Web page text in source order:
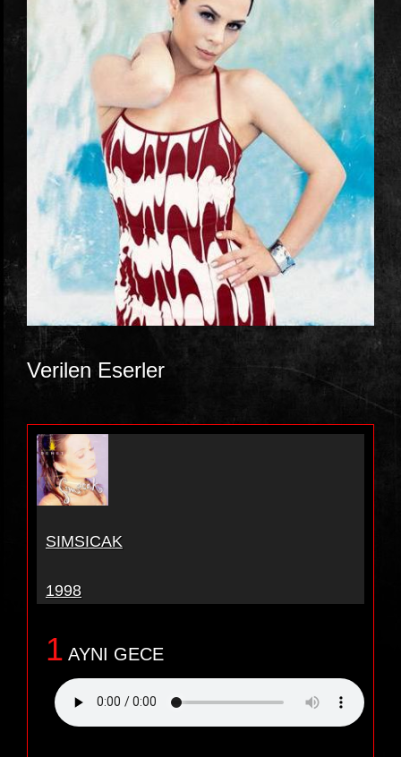
Verilen Eserler
SIMSICAK
1998
1 AYNI GECE